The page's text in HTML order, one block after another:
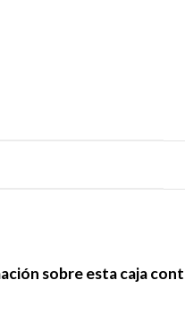
sobre esta caja